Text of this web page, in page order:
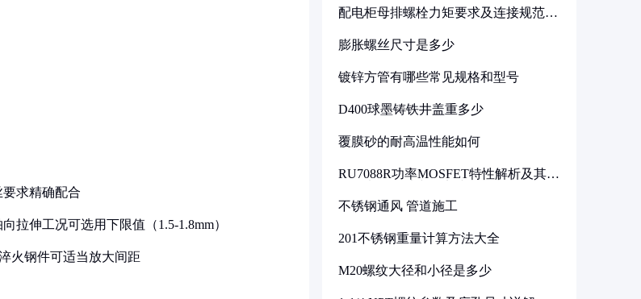
要求精确配合
拉伸工况可选用下限值（1.5-1.8mm）
火钢件可适当放大间距
配电柜母排螺栓力矩要求及连接规范详
膨胀螺丝尺寸是多少
镀锌方管有哪些常见规格和型号
D400球墨铸铁井盖重多少
覆膜砂的耐高温性能如何
RU7088R功率MOSFET特性解析及其在
不锈钢通风 管道施工
201不锈钢重量计算方法大全
M20螺纹大径和小径是多少